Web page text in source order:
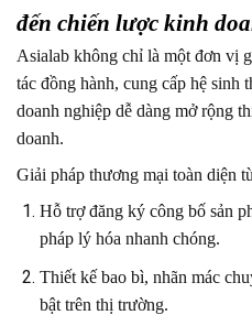
đến chiến lược kinh
Asialab không chỉ là một đơn vị
tác đồng hành, cung cấp hệ sinh
doanh nghiệp dễ dàng mở rộng
doanh.
Giải pháp thương mại toàn diện
Hỗ trợ đăng ký công bố sản
pháp lý hóa nhanh chóng.
Thiết kế bao bì, nhãn mác
bật trên thị trường.